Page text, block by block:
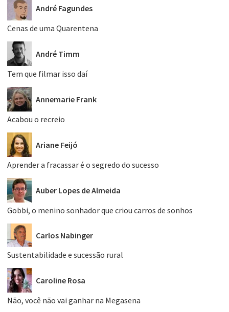
André Fagundes
Cenas de uma Quarentena
André Timm
Tem que filmar isso daí
Annemarie Frank
Acabou o recreio
Ariane Feijó
Aprender a fracassar é o segredo do sucesso
Auber Lopes de Almeida
Gobbi, o menino sonhador que criou carros de sonhos
Carlos Nabinger
Sustentabilidade e sucessão rural
Caroline Rosa
Não, você não vai ganhar na Megasena